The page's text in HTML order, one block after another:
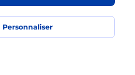
Personnaliser